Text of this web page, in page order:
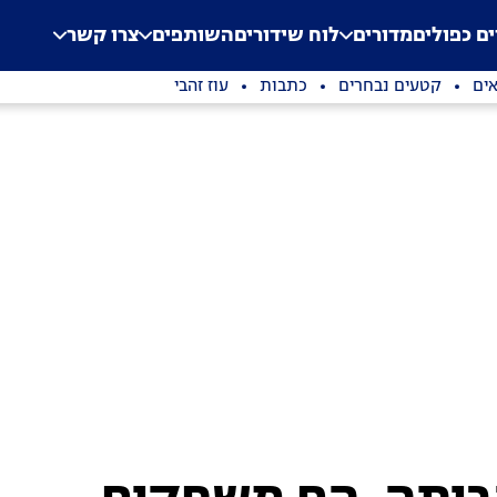
Application error: a
. כפוליםמדורים לוח שידוריםהשותפים צרו קשר
קטעים נבחרים כתבות עוז זהבי